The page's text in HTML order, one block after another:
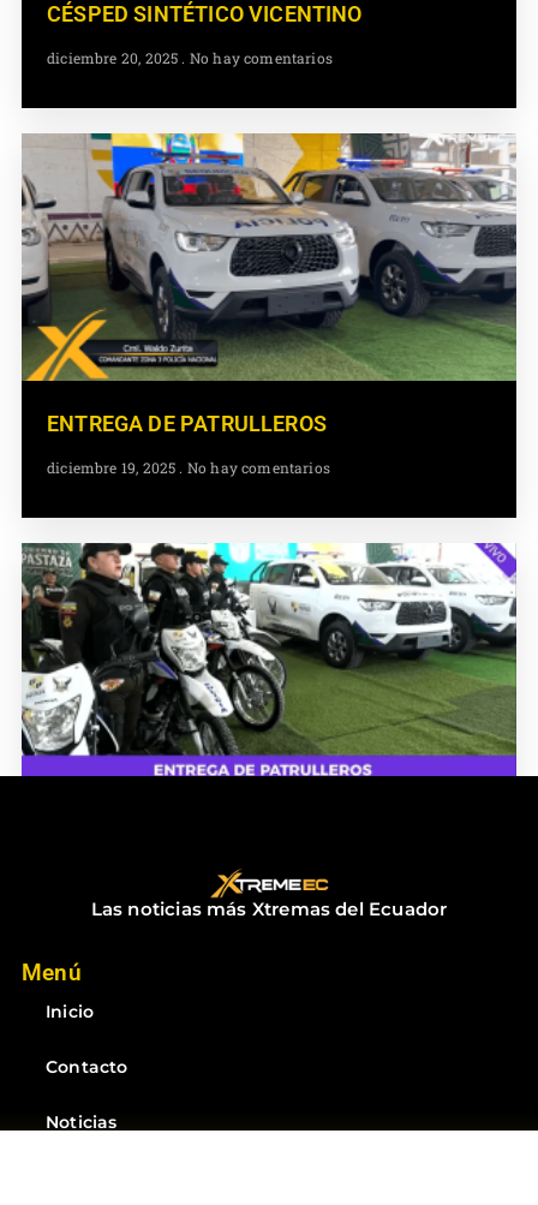
CÉSPED SINTÉTICO VICENTINO
diciembre 20, 2025 No hay comentarios
ENTREGA DE PATRULLEROS
diciembre 19, 2025 No hay comentarios
No hay comentarios
Las noticias más Xtremas del Ecuador
Menú
Inicio
Contacto
Noticias